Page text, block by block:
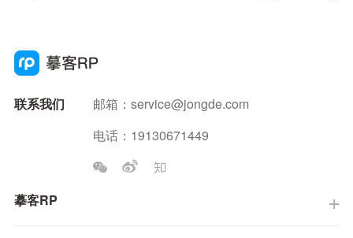
联系我们 邮箱： service@jongde.com
电话：19130671449
摹客RP